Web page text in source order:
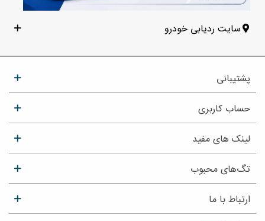
سایت ردیابی خودرو
پشتیبانی
حساب کاربری
لینک های مفید
تگ‌های محبوب
ارتباط با ما